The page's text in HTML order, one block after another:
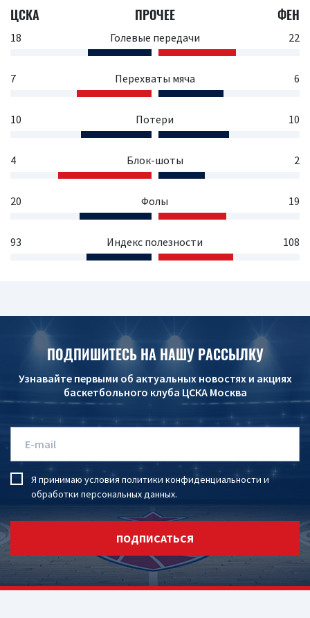
ЦСКА ПРОЧЕЕ ФЕН
18 Голевые передачи 22
7 Перехваты мяча 6
10 Потери 10
4 Блок-шоты 2
20 Фолы 19
93 Индекс полезности 108
ПОДПИШИТЕСЬ НА НАШУ РАССЫЛКУ
Узнавайте первыми об актуальных новостях и акциях
баскетбольного клуба ЦСКА Москва
Я принимаю условия политики конфиденциальности и
обработки персональных данных.
ПОДПИСАТЬСЯ